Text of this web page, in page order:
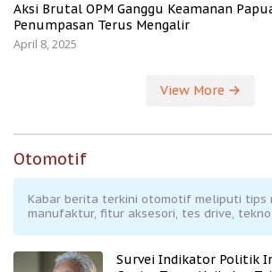
Aksi Brutal OPM Ganggu Keamanan
Penumpasan Terus Mengalir
April 8, 2025
View More
Otomotif
Kabar berita terkini otomotif meliputi tips
manufaktur, fitur aksesori, tes drive,
Survei Indikator Politik